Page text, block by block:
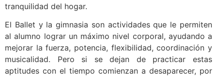
tranquilidad del hogar.
El Ballet y la gimnasia son actividades que le permiten
al alumno lograr un máximo nivel corporal, ayudando a
mejorar la fuerza, potencia, flexibilidad, coordinación y
musicalidad. Pero si se dejan de practicar estas
aptitudes con el tiempo comienzan a desaparecer, por